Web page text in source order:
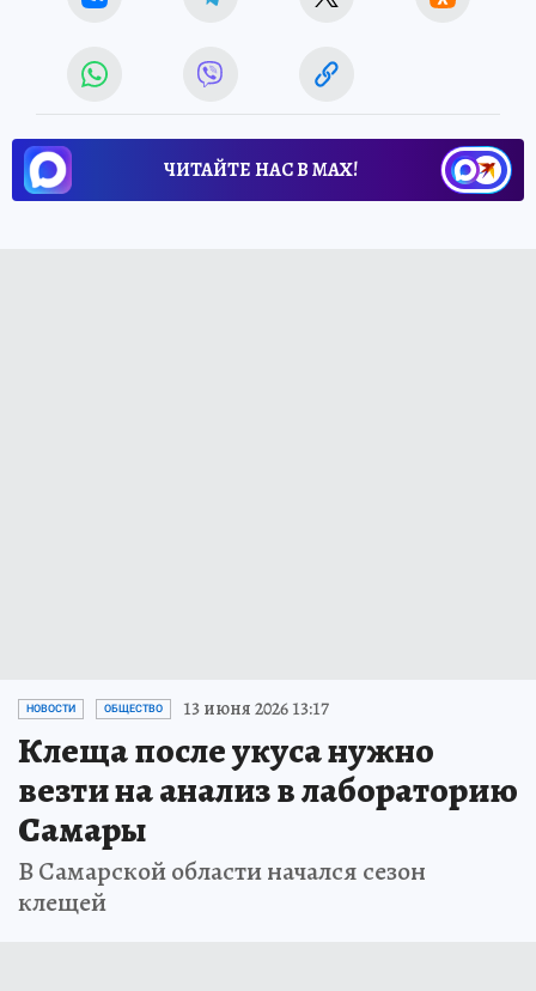
ЧИТАЙТЕ НАС В МАХ!
НОВОСТИ ОБЩЕСТВО 13 июня 2026 13:17
Клеща после укуса нужно
везти на анализ в лабораторию
Самары
В Самарской области начался сезон
клещей